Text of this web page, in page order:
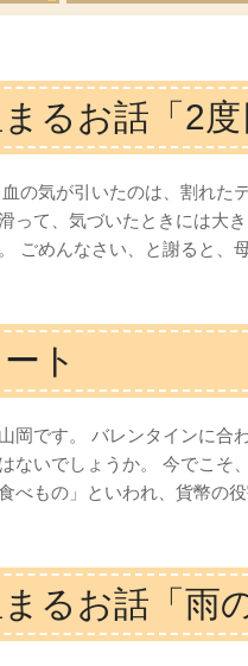
るお話「2
の気が引いたのは、割れた
って、気づいたときには大
ごめんなさい、と謝ると、
ト
岡です。 バレンタインに
ないでしょうか。 今でこそ
べもの」といわれ、貨幣の
るお話「雨